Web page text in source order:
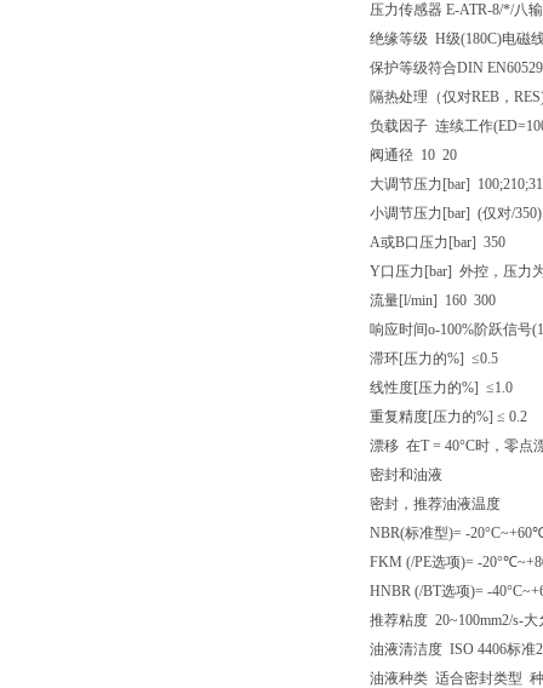
压力传感器 E-ATR-8/*/八
绝缘等级 H级(180C)电磁
保护等级符合DIN
隔热处理（仅对REB，
负载因子 连续工作
阀通径 10 20
大调节压力[bar]
小调节压力[bar] (仅对/
A或B口压力[bar] 350
Y口压力[bar] 外控，压力
流量[l/min] 160 300
响应时间o-100%阶跃信
滞环[压力的%] ≤0.5
线性度[压力的%] ≤1.0
重复精度[压力的%] ≤ 0.2
漂移 在T = 40°C时，零点
密封和油液
密封，推荐油液温度
NBR(标准型)= -
FKM (/PE选项)= -
HNBR (/BT选项)= -
推荐粘度 20~100mm2/s-大
油液清洁度 ISO 4406标准
油液种类 适合密封类型